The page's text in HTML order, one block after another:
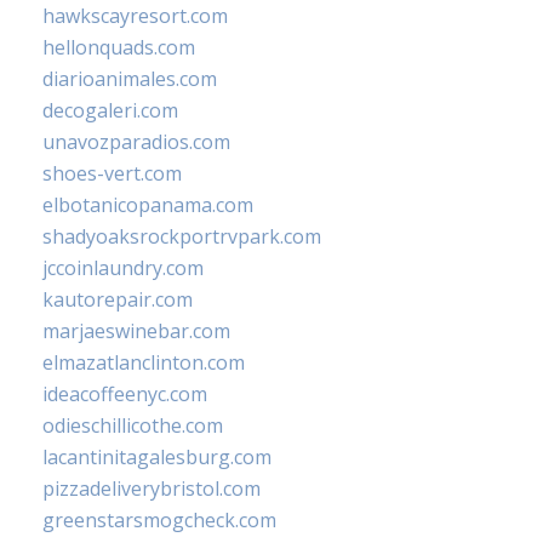
hawkscayresort.com
hellonquads.com
diarioanimales.com
decogaleri.com
unavozparadios.com
shoes-vert.com
elbotanicopanama.com
shadyoaksrockportrvpark.com
jccoinlaundry.com
kautorepair.com
marjaeswinebar.com
elmazatlanclinton.com
ideacoffeenyc.com
odieschillicothe.com
lacantinitagalesburg.com
pizzadeliverybristol.com
greenstarsmogcheck.com